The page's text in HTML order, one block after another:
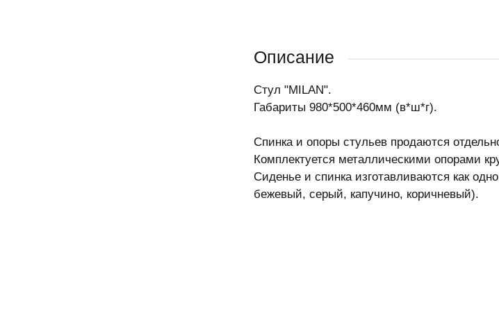
Описание
Стул "MILAN".
Габариты 980*500*460мм (в*ш*г).
Спинка и опоры стульев продаются
Комплектуется металлическими опорами
Сиденье и спинка изготавливаются как
бежевый, серый, капучино, коричневый).